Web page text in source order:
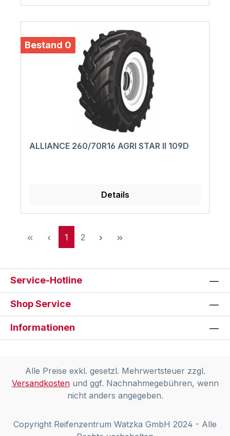
Bestand 0
ALLIANCE 260/70R16 AGRI STAR II 109D
Details
Seite
1 Seite
2
Service-Hotline
Shop Service
Informationen
Alle Preise exkl. gesetzl. Mehrwertsteuer zzgl.
Versandkostenund ggf. Nachnahmegebühren, wenn
nicht anders angegeben.
Copyright Reifenzentrum Watzka GmbH 2024 - Alle